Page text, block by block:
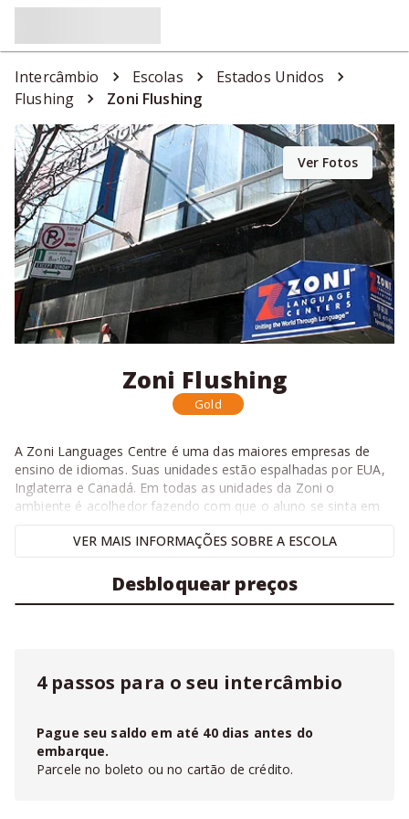
Intercâmbio Escolas
Estados Unidos
Flushing
Zoni Flushing
Ver Fotos
Zoni Flushing
Gold
A Zoni Languages Centre é uma das maiores empresas de
ensino de idiomas. Suas unidades estão espalhadas por EUA,
Inglaterra e Canadá. Em todas as unidades da Zoni o
ambiente é acolhedor fazendo com que o aluno se sinta em
casa, desenvolvendo assim uma excelência no aprendizado.
O Campus da Zoni em Flushing é localizado na Main Street,
uma área de fácil acesso aos transportes públicos, poucos
minutos do centro de Manhattan e perto de lojas, cafeteiras e
restaurantes. A escola oferece aos alunos um ambiente de
Certificada pelos principais órgãos educacionais, a escola
avançados fazendo com que o aluno evolua cada dia mais.
Além disso, a equipe da Zoni Flushing organiza atividades
extra – classe que inclui passeios pela cidade, competições no
VER MAIS INFORMAÇÕES SOBRE A ESCOLA
4 passos para o seu intercâmbio
Pague seu saldo em até 40dias antes do
embarque.
Parcele no boleto ou no cartão de crédito.
Desbloquear preços